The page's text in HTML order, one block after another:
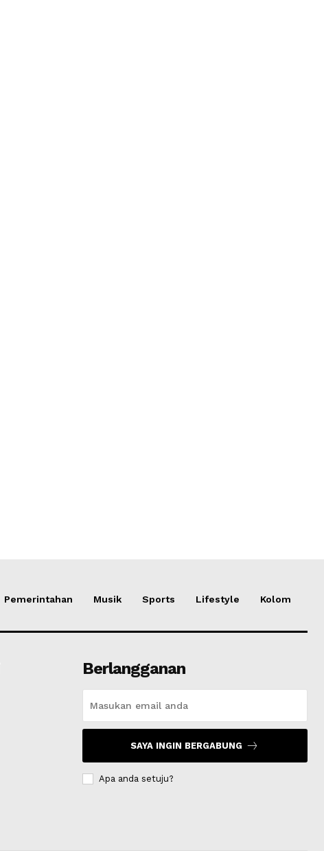
Pemerintahan Musik Sports Lifestyle Kolom
Berlangganan
SAYA INGIN BERGABUNG
Apa anda setuju?